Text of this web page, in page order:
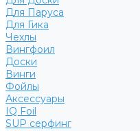
Для Паруса
Для Гика
Чехлы
Вингфоил
Доски
Винги
Фойлы
Аксессуары
IQ Foil
SUP серфинг